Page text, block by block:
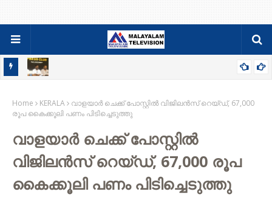
9ന്
Home KERALA
വാളയാർ ചെക്ക് പോസ്റ്റിൽ വിജിലൻസ് റെയ്ഡ്, 67,000
രൂപ കൈക്കൂലി പണം പിടിച്ചെടുത്തു
വാളയാർ ചെക്ക് പോസ്റ്റിൽ
വിജിലൻസ് റെയ്ഡ്, 67,000 രൂപ
കൈക്കൂലി പണം പിടിച്ചെടുത്തു